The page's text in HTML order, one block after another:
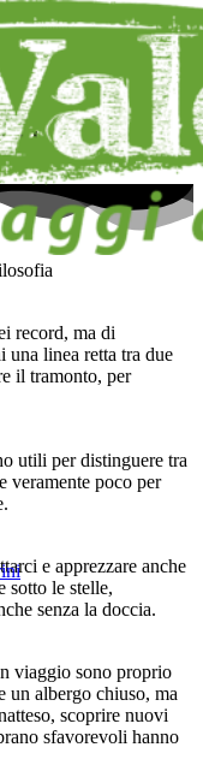
filosofia
record, ma di
una linea retta tra due
il tramonto, per
utili per distinguere tra
veramente poco per
e apprezzare anche
sotto le stelle,
senza la doccia.
viaggio sono proprio
un albergo chiuso, ma
scoprire nuovi
sfavorevoli hanno